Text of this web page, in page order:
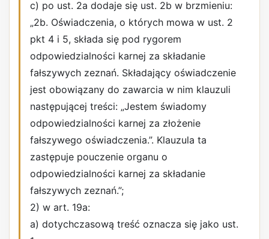
c) po ust. 2a dodaje się ust. 2b w brzmieniu:
„2b. Oświadczenia, o których mowa w ust. 2
pkt 4 i 5, składa się pod rygorem
odpowiedzialności karnej za składanie
fałszywych zeznań. Składający oświadczenie
jest obowiązany do zawarcia w nim klauzuli
następującej treści: „Jestem świadomy
odpowiedzialności karnej za złożenie
fałszywego oświadczenia.”. Klauzula ta
zastępuje pouczenie organu o
odpowiedzialności karnej za składanie
fałszywych zeznań.”;
2) w art. 19a:
a) dotychczasową treść oznacza się jako ust.